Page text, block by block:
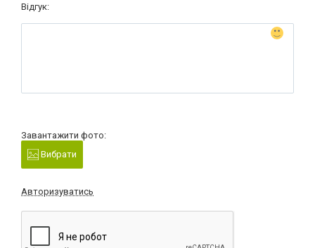
Відгук:
Завантажити фото:
Вибрати
Авторизуватись